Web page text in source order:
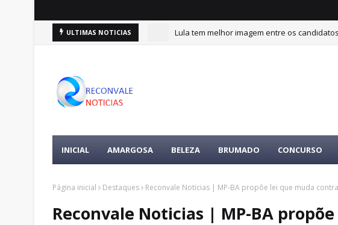
ULTIMAS NOTICIAS Lula tem melhor imagem entre os
INICIAL AMARGOSA BELEZA BRUMADO CONCURSO
Página inicial Destaques Reconvale Noticias | MP-BA propõe lei que muda
Reconvale Noticias | MP-BA